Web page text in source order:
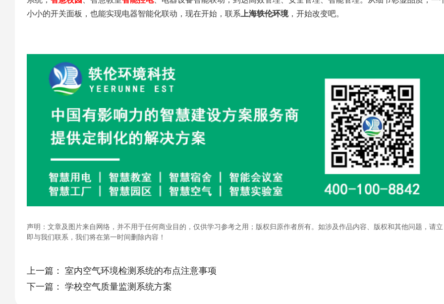
小小的开关面板，也能实现电器智能化联动，现在开始，联系上海轶伦环境，开始改变吧。
声明：文章及图片来自网络，并不用于任何商业目的，仅供学习参考之用；版权归原作者所有。如涉及作品内容、版权和其他问题，请立
即与我们联系，我们将在第一时间删除内容！
上一篇： 室内空气环境检测系统的布点注意事项
下一篇： 学校空气质量监测系统方案